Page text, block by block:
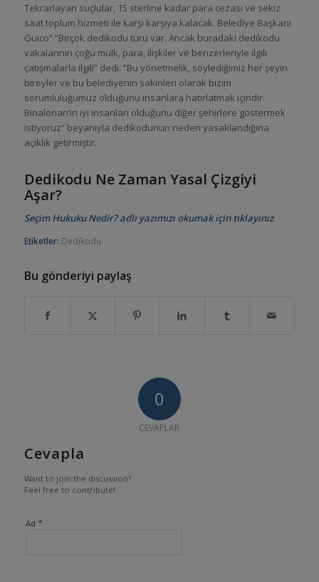
Tekrarlayan suçlular, 15 sterline kadar para cezası ve sekiz
saat toplum hizmeti ile karşı karşıya kalacak. Belediye Başkanı
Guico” “Birçok dedikodu türü var. Ancak buradaki dedikodu
vakalarının çoğu mülk, para, ilişkiler ve benzerleriyle ilgili
çatışmalarla ilgili” dedi. “Bu yönetmelik, söylediğimiz her şeyin
bireyler ve bu belediyenin sakinleri olarak bizim
sorumluluğumuz olduğunu insanlara hatırlatmak içindir.
Binalonan’ın iyi insanları olduğunu diğer şehirlere göstermek
istiyoruz” beyanıyla dedikodunun neden yasaklandığına
açıklık getirmiştir.
Dedikodu Ne Zaman Yasal Çizgiyi
Aşar?
Seçim Hukuku Nedir? adlı yazımızı okumak için tıklayınız
Etiketler: Dedikodu
Bu gönderiyi paylaş
0
CEVAPLAR
Cevapla
Want to join the discussion?
Feel free to contribute!
Ad *